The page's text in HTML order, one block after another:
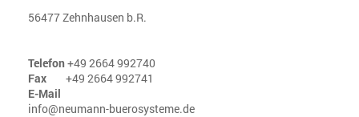
56477 Zehnhausen b.R.
Telefon+49 2664 992740
Fax +49 2664 992741
E-Mail
info@neumann-buerosysteme.de